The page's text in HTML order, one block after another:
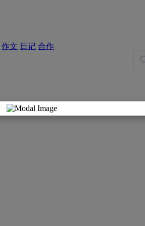
作文 日记 合作